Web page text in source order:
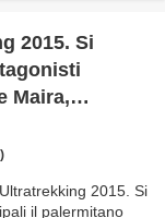
2015. Si
Maira,